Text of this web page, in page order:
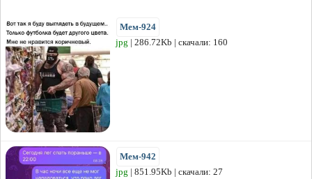
Мем-924
jpg | 286.72Kb | скачали: 160
Мем-942
jpg | 851.95Kb | скачали: 27